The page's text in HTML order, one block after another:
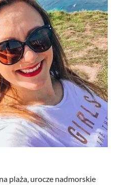
plaża, urocze nadmorskie